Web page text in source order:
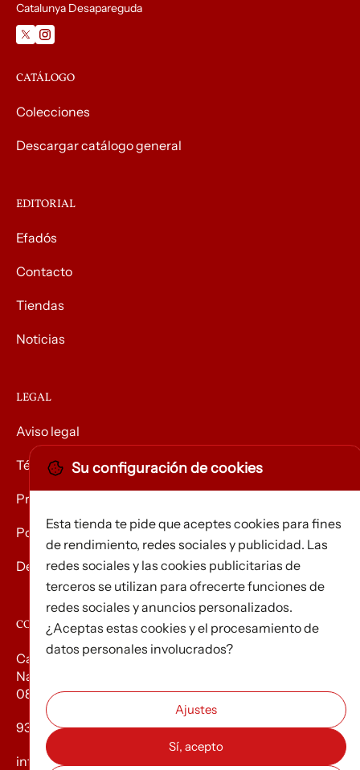
Catalunya Desapareguda
CATÁLOGO
Colecciones
Descargar catálogo general
EDITORIAL
Efadós
Contacto
Tiendas
Noticias
LEGAL
Aviso legal
Términos y condiciones
Privacidad
Política de Cookies
Devolución de mercancías
CONTACTO
Carrer d’Edison, 3
Nau A. Polígon industrial Les Torrenteres
08754 El Papiol
93 673 12 12
info@efados.cat
Su configuración de cookies
Esta tienda te pide que aceptes cookies para fines
de rendimiento, redes sociales y publicidad. Las
redes sociales y las cookies publicitarias de
terceros se utilizan para ofrecerte funciones de
redes sociales y anuncios personalizados.
¿Aceptas estas cookies y el procesamiento de
datos personales involucrados?